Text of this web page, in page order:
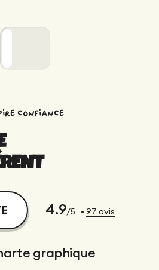
confiance
4.9/5 • 97 avis
graphique